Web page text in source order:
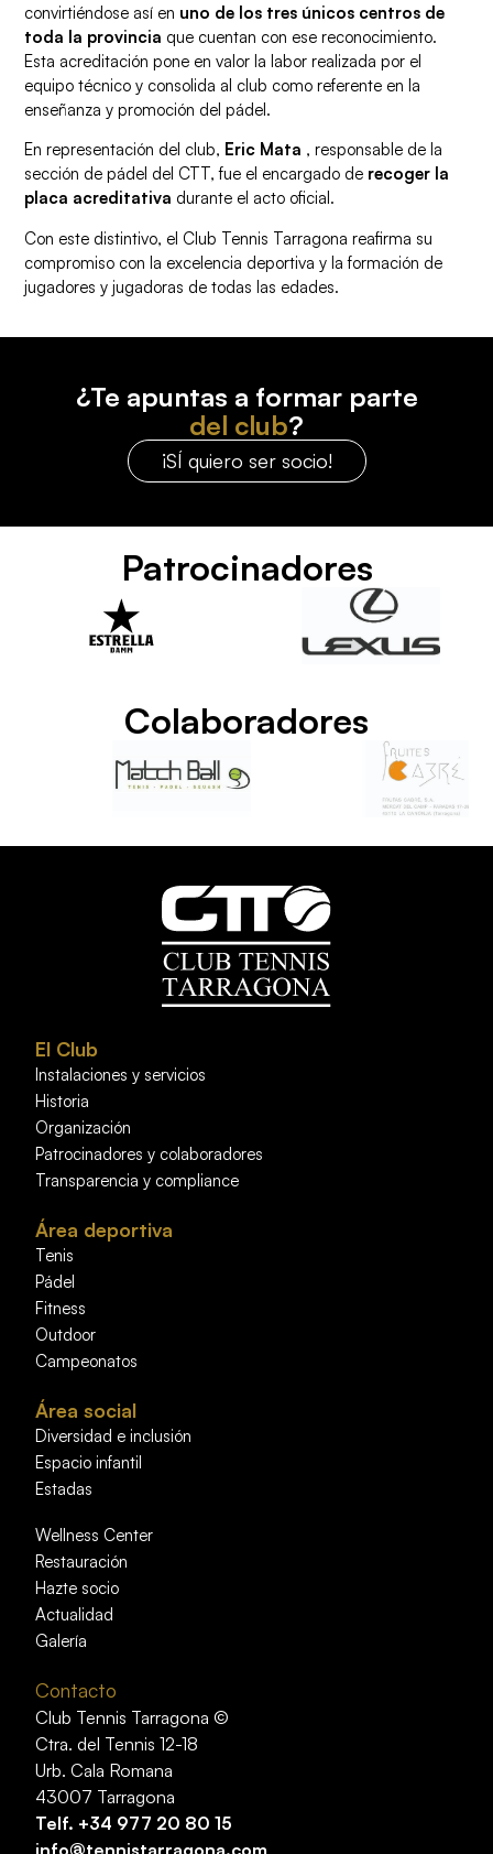
convirtiéndose así en uno de los tres únicos centros de
toda la provincia que cuentan con ese reconocimiento.
Esta acreditación pone en valor la labor realizada por el
equipo técnico y consolida al club como referente en la
enseñanza y promoción del pádel.
En representación del club, Eric Mata , responsable de la
sección de pádel del CTT, fue el encargado de recoger la
placa acreditativa durante el acto oficial.
Con este distintivo, el Club Tennis Tarragona reafirma su
compromiso con la excelencia deportiva y la formación de
jugadores y jugadoras de todas las edades.
¿Te apuntas a formar parte
del club?
¡SÍ quiero ser socio!
Patrocinadores
Colaboradores
El Club
Instalaciones y servicios
Historia
Organización
Patrocinadores y colaboradores
Transparencia y compliance
Área deportiva
Tenis
Pádel
Fitness
Outdoor
Campeonatos
Área social
Diversidad e inclusión
Espacio infantil
Estadas
Wellness Center
Restauración
Hazte socio
Actualidad
Galería
Contacto
Club Tennis Tarragona ©
Ctra. del Tennis 12-18
Urb. Cala Romana
43007 Tarragona
Telf. +34 977 20 80 15
info@tennistarragona.com